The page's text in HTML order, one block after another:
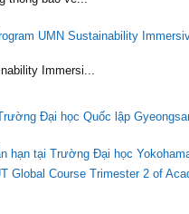
UMN Sustainability
Immersi...
Đại học Quốc lập
hạn tại Trường Đại học
Global Course Trimester 2 of